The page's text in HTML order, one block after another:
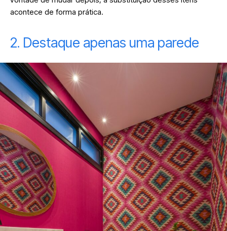
acontece de forma prática.
2. Destaque apenas uma parede